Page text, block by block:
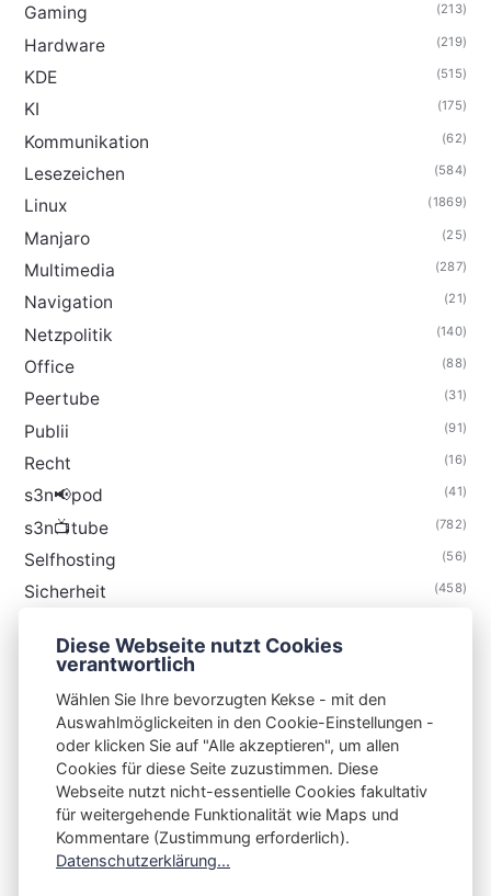
Gaming (213)
Hardware (219)
KDE (515)
KI (175)
Kommunikation (62)
Lesezeichen (584)
Linux (1869)
Manjaro (25)
Multimedia (287)
Navigation (21)
Netzpolitik (140)
Office (88)
Peertube (31)
Publii (91)
Recht (16)
s3n📢pod (41)
s3n📺tube (782)
Selfhosting (56)
Sicherheit (458)
Thunderbird
S3N🧩NET
Integrating Open-Source Blog Network (iOSBN)
Impressum
Kontakt
Diese Webseite nutzt Cookies
verantwortlich
Wählen Sie Ihre bevorzugten Kekse - mit den
Auswahlmöglickeiten in den Cookie-Einstellungen -
oder klicken Sie auf "Alle akzeptieren", um allen
Cookies für diese Seite zuzustimmen. Diese
Webseite nutzt nicht-essentielle Cookies fakultativ
für weitergehende Funktionalität wie Maps und
Kommentare (Zustimmung erforderlich).
Datenschutzerklärung...